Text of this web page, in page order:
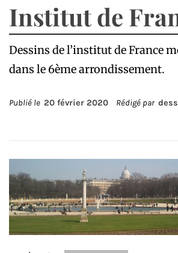
Institut de
Dessins de l’institut de France
dans le 6ème arrondissement.
Publié le 20 février 2020 Rédigé par